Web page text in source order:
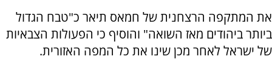
את המתקפה הרצחנית של חמאס תיאר כ"טבח הגדול
ביותר ביהודים מאז השואה" והוסיף כי הפעולות הצבאיות
של ישראל לאחר מכן שינו את כל המפה האזורית.